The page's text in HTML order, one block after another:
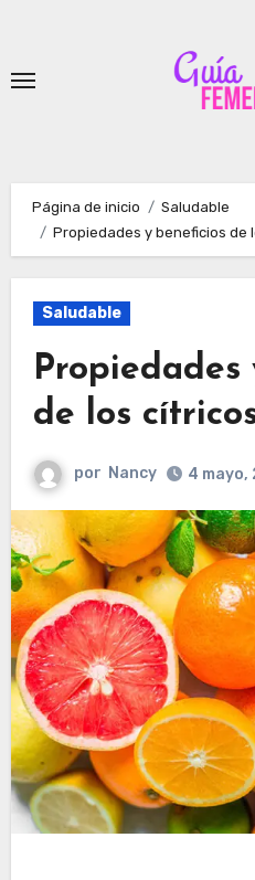
contenido
Página de inicio
Saludable
Propiedades y beneficios de
Saludable
de los
por Nancy 4 mayo,